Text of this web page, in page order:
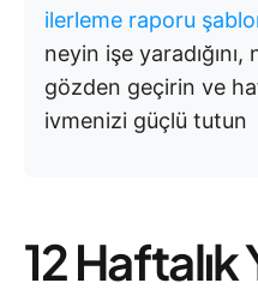
ilerleme raporu
neyin işe yaradığını,
gözden geçirin ve
ivmenizi güçlü tutun
12 Haftalık